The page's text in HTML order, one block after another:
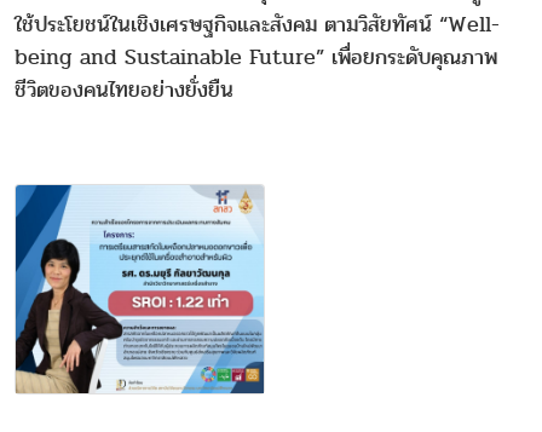
ใช้ประโยชน์ในเชิงเศรษฐกิจและสังคม ตามวิสัยทัศน์ “Well-
being and Sustainable Future” เพื่อยกระดับคุณภาพ
ชีวิตของคนไทยอย่างยั่งยืน